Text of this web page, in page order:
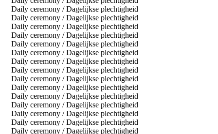
Daily ceremony / Dagelijkse plechtigheid
Daily ceremony / Dagelijkse plechtigheid
Daily ceremony / Dagelijkse plechtigheid
Daily ceremony / Dagelijkse plechtigheid
Daily ceremony / Dagelijkse plechtigheid
Daily ceremony / Dagelijkse plechtigheid
Daily ceremony / Dagelijkse plechtigheid
Daily ceremony / Dagelijkse plechtigheid
Daily ceremony / Dagelijkse plechtigheid
Daily ceremony / Dagelijkse plechtigheid
Daily ceremony / Dagelijkse plechtigheid
Daily ceremony / Dagelijkse plechtigheid
Daily ceremony / Dagelijkse plechtigheid
Daily ceremony / Dagelijkse plechtigheid
Daily ceremony / Dagelijkse plechtigheid